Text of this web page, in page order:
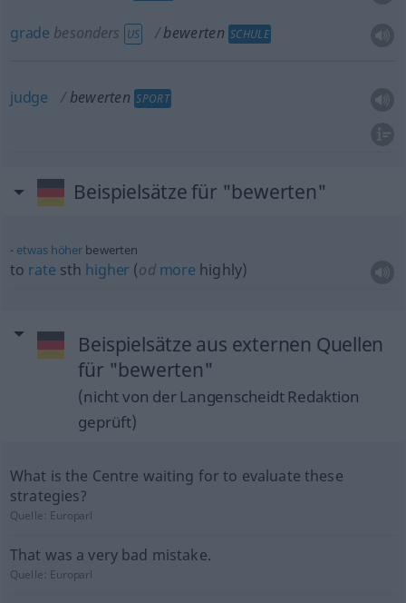
grade besonders US bewerten SCHULE
judge bewerten SPORT
Beispielsätze für "bewerten"
etwas höher bewerten
to rate sth higher (odmore highly)
Beispielsätze aus externen Quellen
für "bewerten"
(nicht von der Langenscheidt Redaktion
geprüft)
What is the Centre waiting for to evaluate these
strategies?
Quelle: Europarl
That was a very bad mistake.
Quelle: Europarl